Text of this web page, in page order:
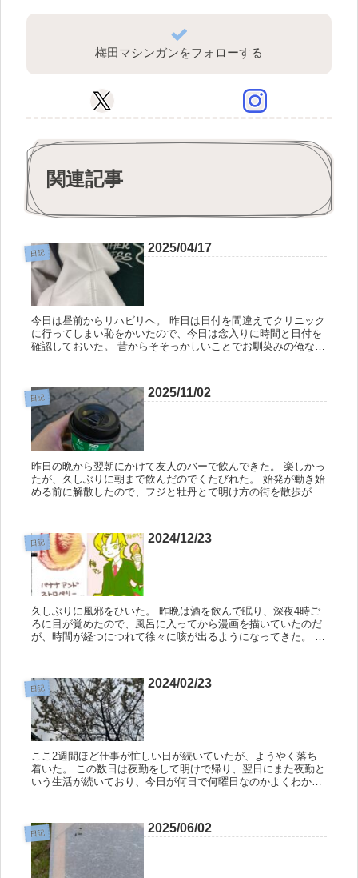
梅田マシンガンをフォローする
関連記事
日記 2025/04/17
今日は昼前からリハビリへ。 昨日は日付を間違えてクリニック
に行ってしまい恥をかいたので、今日は念入りに時間と日付を
確認しておいた。 昔からそそっかしいことでお馴染みの俺なの
日記 2025/11/02
昨日の晩から翌朝にかけて友人のバーで飲んできた。 楽しかっ
たが、久しぶりに朝まで飲んだのでくたびれた。 始発が動き始
める前に解散したので、フジと牡丹とで明け方の街を散歩がて
日記 2024/12/23
久しぶりに風邪をひいた。 昨晩は酒を飲んで眠り、深夜4時ご
ろに目が覚めたので、風呂に入ってから漫画を描いていたのだ
が、時間が経つにつれて徐々に咳が出るようになってきた。 こ
日記 2024/02/23
ここ2週間ほど仕事が忙しい日が続いていたが、ようやく落ち
着いた。 この数日は夜勤をして明けで帰り、翌日にまた夜勤と
いう生活が続いており、今日が何日で何曜日なのかよくわから
日記 2025/06/02